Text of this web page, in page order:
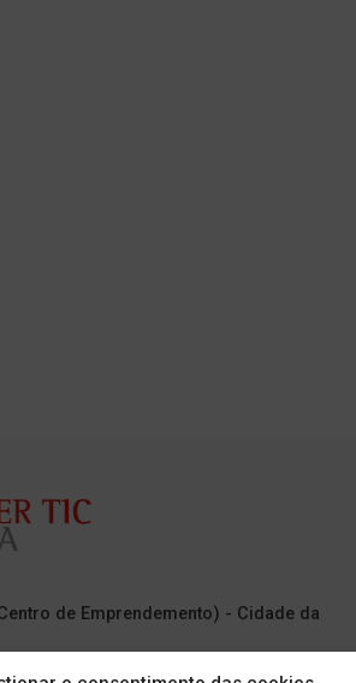
de Emprendemento) - Cidade da